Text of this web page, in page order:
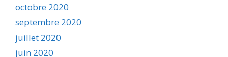
octobre 2020
septembre 2020
juillet 2020
juin 2020